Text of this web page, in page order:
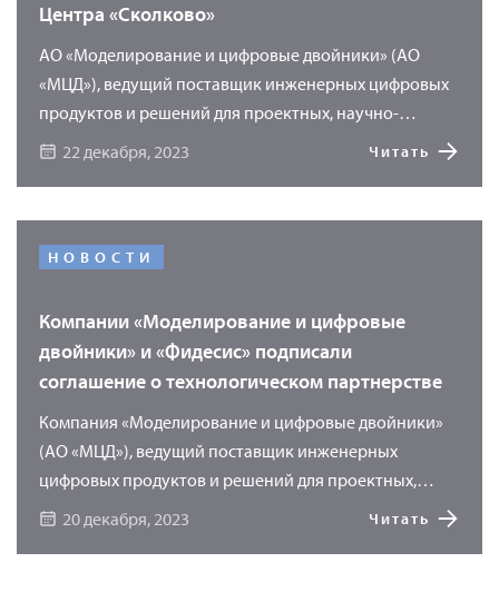
начала проектирования является материал.
Центра «Сколково»
АО «Моделирование и цифровые двойники» (АО
«МЦД»), ведущий поставщик инженерных цифровых
продуктов и решений для проектных, научно-
исследовательских и производственных
22 декабря, 2023 Читать
НОВОСТИ
Компании «Моделирование и цифровые
двойники» и «Фидесис» подписали
соглашение о технологическом партнерстве
Компания «Моделирование и цифровые двойники»
(АО «МЦД»), ведущий поставщик инженерных
цифровых продуктов и решений для проектных,
научно-исследовательских и производственных
20 декабря, 2023 Читать